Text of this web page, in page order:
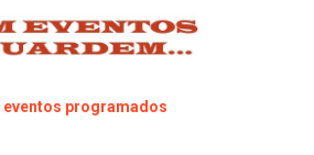
eventos programados